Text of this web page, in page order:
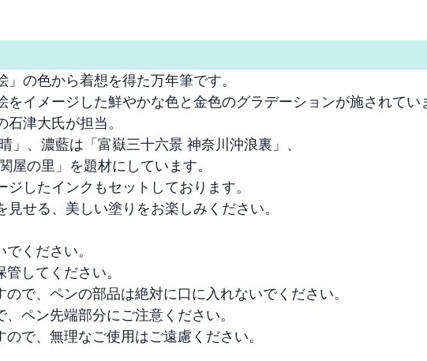
の色から着想を得た万年筆です。
をイメージした鮮やかな色と金色のグラデーションが施されてい
津大氏が担当。
」、濃藍は「富嶽三十六景 神奈川沖浪裏」、
屋の里」を題材にしています。
したインクもセットしております。
せる、美しい塗りをお楽しみください。
ください。
してください。
で、ペンの部品は絶対に口に入れないでください。
ペン先端部分にご注意ください。
で、無理なご使用はご遠慮ください。